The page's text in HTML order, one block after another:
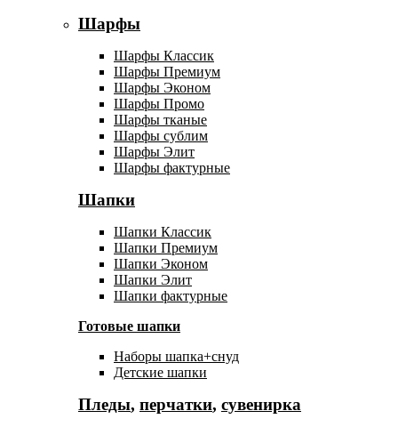
Шарфы
Шарфы Классик
Шарфы Премиум
Шарфы Эконом
Шарфы Промо
Шарфы тканые
Шарфы сублим
Шарфы Элит
Шарфы фактурные
Шапки
Шапки Классик
Шапки Премиум
Шапки Эконом
Шапки Элит
Шапки фактурные
Готовые шапки
Наборы шапка+снуд
Детские шапки
Пледы, перчатки, сувенирка